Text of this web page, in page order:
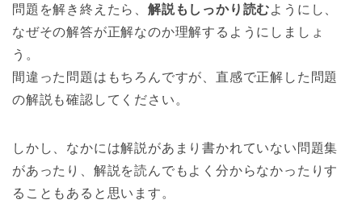
問題を解き終えたら、 解説もしっかり読むようにし、
なぜその解答が正解なのか理解するようにしましょ
う。
間違った問題はもちろんですが、直感で正解した問題
の解説も確認してください。
しかし、なかには解説があまり書かれていない問題集
があったり、解説を読んでもよく分からなかったりす
ることもあると思います。